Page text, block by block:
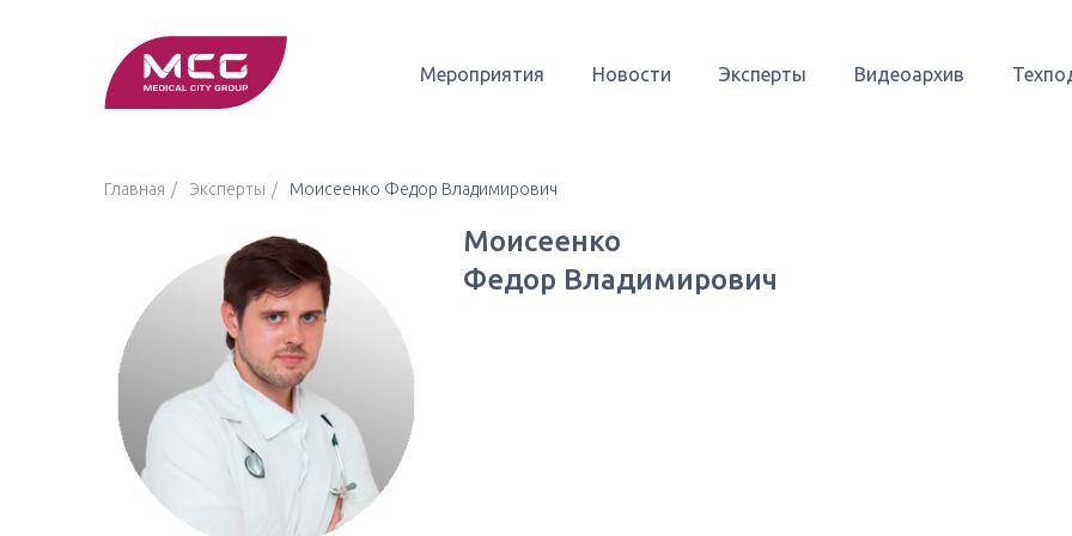
Мероприятия Новости Эксперты Видеоархив
Главная Эксперты Моисеенко Федор Владимирович
Моисеенко
Федор Владимирович